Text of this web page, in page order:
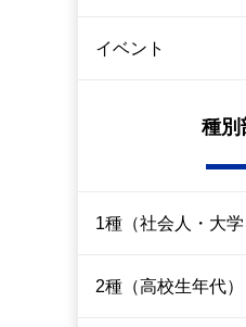
イベント
種別
1種（社会人・大学
2種（高校生年代）